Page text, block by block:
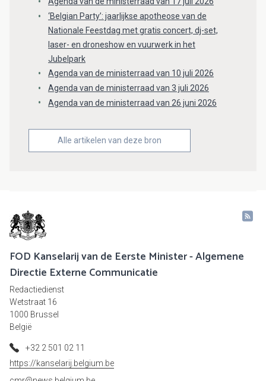
‘Belgian Party’: jaarlijkse apotheose van de
Nationale Feestdag met gratis concert, dj-set,
laser- en droneshow en vuurwerk in het
Jubelpark
Agenda van de ministerraad van 10 juli 2026
Agenda van de ministerraad van 3 juli 2026
Agenda van de ministerraad van 26 juni 2026
Alle artikelen van deze bron
FOD Kanselarij van de Eerste Minister - Algemene
Directie Externe Communicatie
Redactiedienst
Wetstraat 16
1000 Brussel
België
+32 2 501 02 11
https://kanselarij.belgium.be